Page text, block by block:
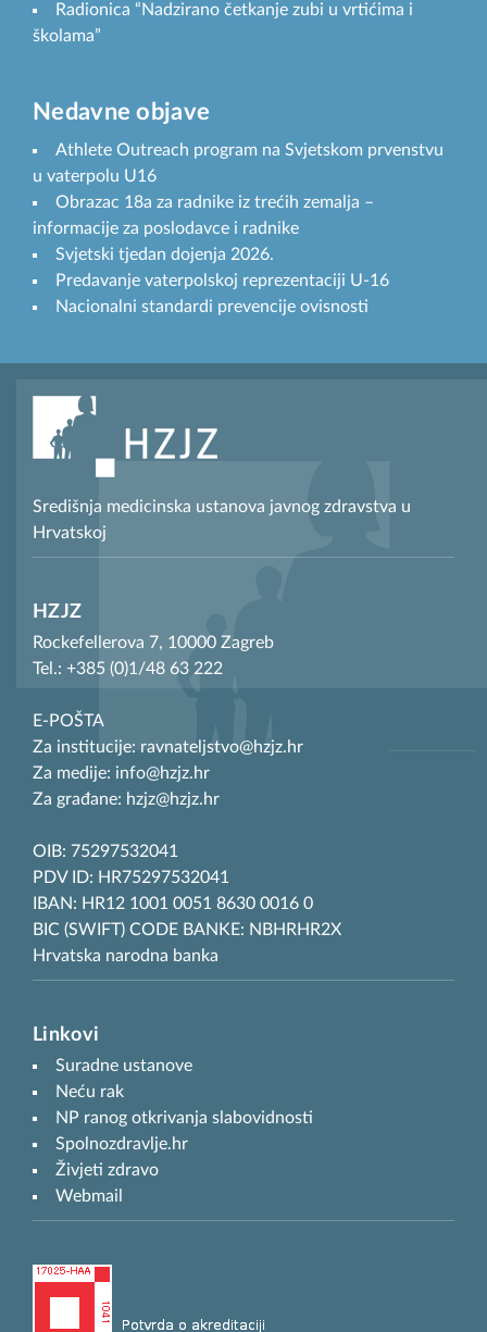
Radionica “Nadzirano četkanje zubi u vrtićima i
školama”
Nedavne objave
Athlete Outreach program na Svjetskom prvenstvu
u vaterpolu U16
Obrazac 18a za radnike iz trećih zemalja –
informacije za poslodavce i radnike
Svjetski tjedan dojenja 2026.
Predavanje vaterpolskoj reprezentaciji U-16
Nacionalni standardi prevencije ovisnosti
Središnja medicinska ustanova javnog zdravstva u
Hrvatskoj
HZJZ
Rockefellerova 7, 10000 Zagreb
Tel.: +385 (0)1/48 63 222
E-POŠTA
Za institucije: ravnateljstvo@hzjz.hr
Za medije: info@hzjz.hr
Za građane: hzjz@hzjz.hr
OIB: 75297532041
PDV ID: HR75297532041
IBAN: HR12 1001 0051 8630 0016 0
BIC (SWIFT) CODE BANKE: NBHRHR2X
Hrvatska narodna banka
Linkovi
Suradne ustanove
Neću rak
NP ranog otkrivanja slabovidnosti
Spolnozdravlje.hr
Živjeti zdravo
Webmail